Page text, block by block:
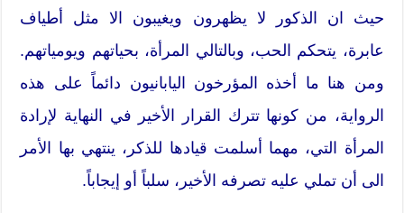
حيث ان الذكور لا يظهرون ويغيبون الا مثل أطياف
عابرة، يتحكم الحب، وبالتالي المرأة، بحياتهم ويومياتهم.
ومن هنا ما أخذه المؤرخون اليابانيون دائماً على هذه
الرواية، من كونها تترك القرار الأخير في النهاية لإرادة
المرأة التي، مهما أسلمت قيادها للذكر، ينتهي بها الأمر
الى أن تملي عليه تصرفه الأخير، سلباً أو إيجاباً.